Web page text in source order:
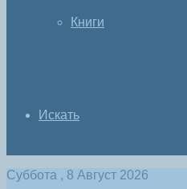
Книги
Искать
Суббота , 8 Август 2026